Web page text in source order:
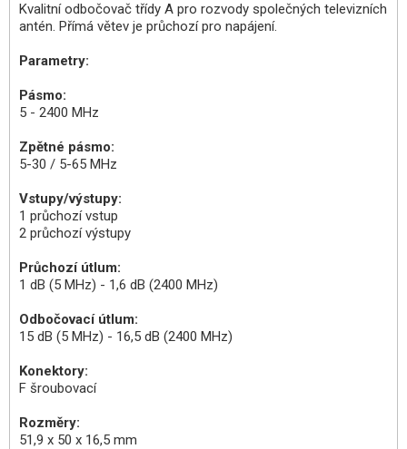
Kvalitní odbočovač třídy A pro rozvody společných televizních
antén. Přímá větev je průchozí pro napájení.
Parametry:
Pásmo:
5 - 2400 MHz
Zpětné pásmo:
5-30 / 5-65 MHz
Vstupy/výstupy:
1 průchozí vstup
2 průchozí výstupy
Průchozí útlum:
1 dB (5 MHz) - 1,6 dB (2400 MHz)
Odbočovací útlum:
15 dB (5 MHz) - 16,5 dB (2400 MHz)
Konektory:
F šroubovací
Rozměry:
51,9 x 50 x 16,5 mm